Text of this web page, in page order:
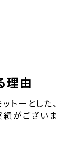
理由
トーとした、
がございま